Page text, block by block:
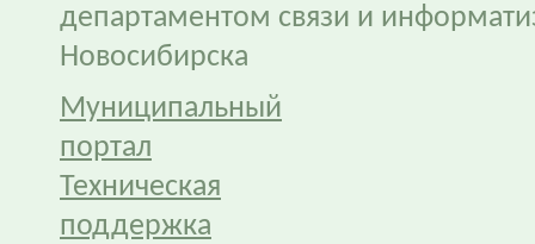
департаментом связи и
Новосибирска
Муниципальный
портал
Техническая
поддержка